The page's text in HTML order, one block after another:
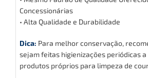
Concessionárias
• Alta Qualidade e Durabilidade
Dica: Para melhor conservação,
sejam feitas higienizações periódicas
produtos próprios para limpeza de